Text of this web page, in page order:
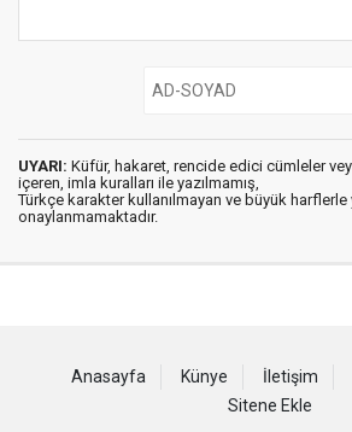
UYARI: Küfür, hakaret, rencide edici cümleler
içeren, imla kuralları ile yazılmamış,
Türkçe karakter kullanılmayan ve büyük harflerle
onaylanmamaktadır.
Anasayfa Künye İletişim
Sitene Ekle